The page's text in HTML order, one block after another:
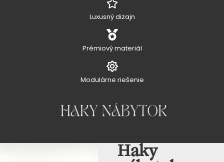
Luxusný dizajn
Prémiový materiál
Modulárne riešenie
Haky